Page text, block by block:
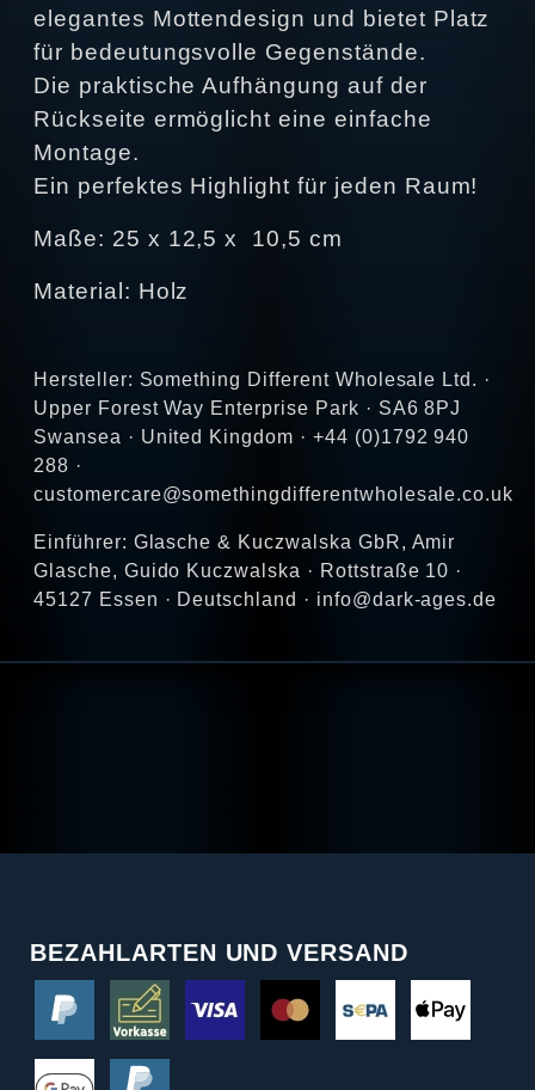
elegantes Mottendesign und bietet Platz
für bedeutungsvolle Gegenstände.
Die praktische Aufhängung auf der
Rückseite ermöglicht eine einfache
Montage.
Ein perfektes Highlight für jeden Raum!
Maße: 25 x 12,5 x 10,5 cm
Material: Holz
Hersteller: Something Different Wholesale Ltd. ·
Upper Forest Way Enterprise Park · SA6 8PJ
Swansea · United Kingdom · +44 (0)1792 940
288 ·
customercare@somethingdifferentwholesale.co.uk
Einführer: Glasche & Kuczwalska GbR, Amir
Glasche, Guido Kuczwalska · Rottstraße 10 ·
45127 Essen · Deutschland · info@dark-ages.de
BEZAHLARTEN UND VERSAND